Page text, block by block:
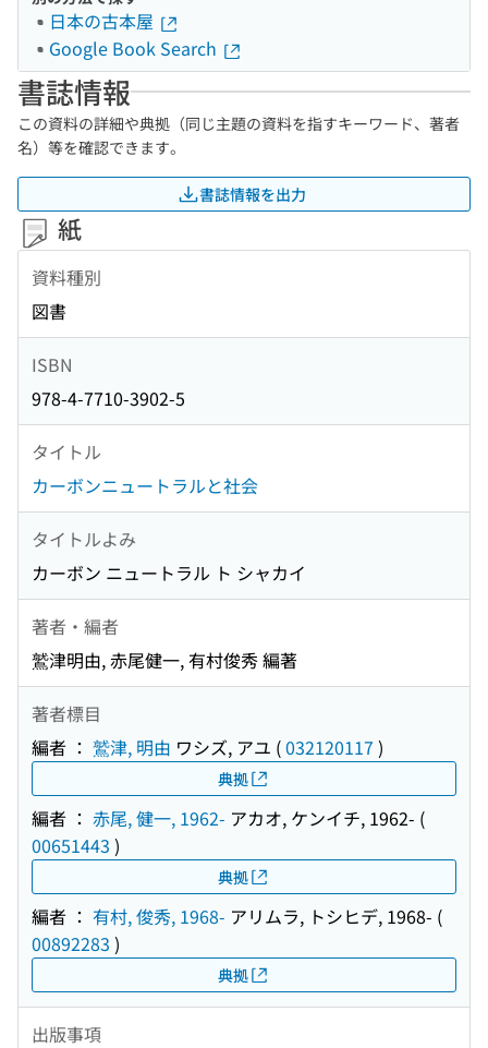
日本の古本屋
Google Book Search
書誌情報
この資料の詳細や典拠（同じ主題の資料を指すキーワード、著者
名）等を確認できます。
書誌情報を出力
紙
資料種別
図書
ISBN
978-4-7710-3902-5
タイトル
カーボンニュートラルと社会
タイトルよみ
カーボン ニュートラル ト シャカイ
著者・編者
鷲津明由, 赤尾健一, 有村俊秀 編著
著者標目
編者 ： 鷲津, 明由 ワシズ, アユ (032120117 )
典拠
編者 ： 赤尾, 健一, 1962- アカオ, ケンイチ, 1962- (
00651443 )
典拠
編者 ： 有村, 俊秀, 1968- アリムラ, トシヒデ, 1968- (
00892283 )
典拠
出版事項